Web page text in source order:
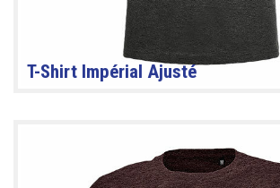
T-Shirt Impérial Ajusté